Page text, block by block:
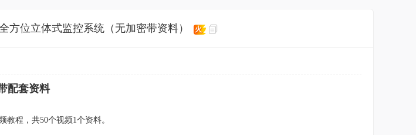
方位立体式监控系统（无加密带资料） 火
配套资料
教程，共50个视频1个资料。